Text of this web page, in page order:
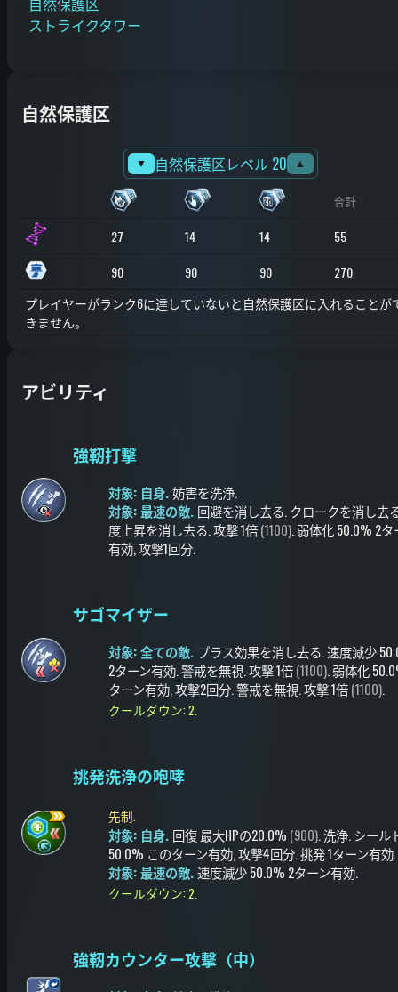
ストライクタワー
自然保護区
▼ 自然保護区レベル 20 ▲
合計
27 14 14
55
90
90 90
270
プレイヤーがランク6に達していないと自然保護区に入れることが
きません。
アビリティ
強靭打撃
対象: 自身.妨害を洗浄.
対象: 最速の敵. 回避を消し去る.クロークを消し去
度上昇を消し去る.攻撃1倍(1100).弱体化50.0% 2タ
有効, 攻撃1回分.
サゴマイザー
対象: 全ての敵. プラス効果を消し去る.速度減少
2ターン有効.警戒を無視.攻撃1倍(1100).弱体化
ターン有効, 攻撃2回分.警戒を無視.攻撃1倍(1100).
クールダウン: 2.
挑発洗浄の咆哮
先制.
対象: 自身. 回復最大HPの20.0% (900).洗浄.シール
50.0% このターン有効, 攻撃4回分.挑発1ターン有効.
対象: 最速の敵.速度減少50.0% 2ターン有効.
クールダウン: 2.
強靭カウンター攻撃（中）